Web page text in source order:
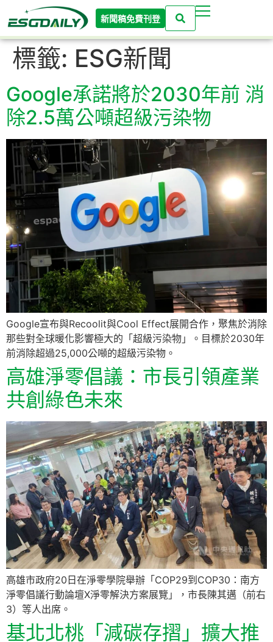
新聞稿免費刊登
標籤: ESG新聞
Google承諾將於2030年前 消
除2.5萬公噸超級污染物
Google宣布與Recoolit與Cool Effect展開合作，聚焦於消除
那些對全球暖化影響極大的「超級污染物」。目標於2030年
前消除超過25,000公噸的超級污染物。
高雄淨零倡議：市長引領產業
共創綠色未來
高雄市政府20日在淨零學院舉辦「COP29到COP30：南方
淨零倡議行動論壇X淨零解決方案展覽」，市長陳其邁（前右
3）等人出席。
基北北桃「減碳存摺」擴大推